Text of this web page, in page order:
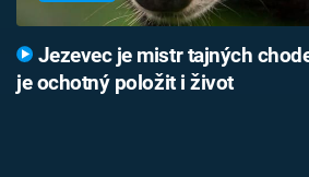
Jezevec je mistr tajných
je ochotný položit i život